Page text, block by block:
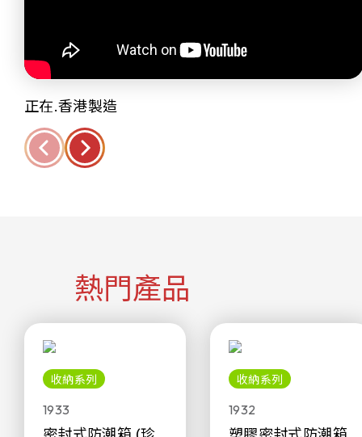
正在.香港製造
熱門產品
收納系列
1933
收納系列
1932